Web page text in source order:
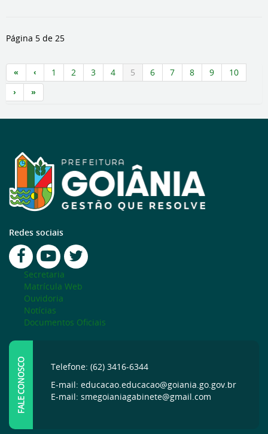
Página 5 de 25
1 2 3 4 5 6 7 8 9 10
Redes sociais
Secretaria
Matrícula Web
Ouvidoria
Notícias
Documentos Oficiais
FALE CONOSCO
Telefone: (62) 3416-6344
E-mail: educacao.educacao@goiania.go.gov.br
E-mail: smegoianiagabinete@gmail.com